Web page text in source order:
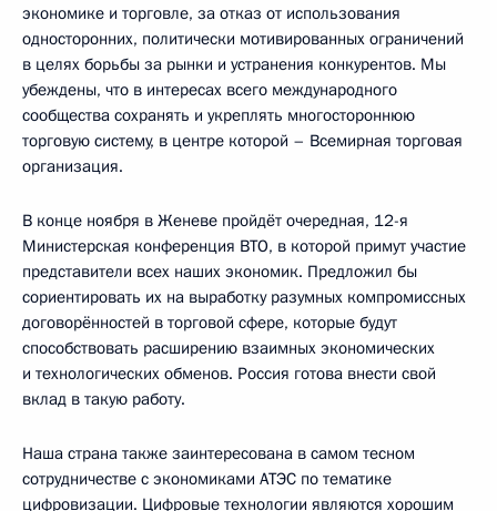
экономике и торговле, за отказ от использования
односторонних, политически мотивированных ограничений
в целях борьбы за рынки и устранения конкурентов. Мы
убеждены, что в интересах всего международного
сообщества сохранять и укреплять многостороннюю
торговую систему, в центре которой – Всемирная торговая
организация.
В конце ноября в Женеве пройдёт очередная, 12-я
Министерская конференция ВТО, в которой примут участие
представители всех наших экономик. Предложил бы
сориентировать их на выработку разумных компромиссных
договорённостей в торговой сфере, которые будут
способствовать расширению взаимных экономических
и технологических обменов. Россия готова внести свой
вклад в такую работу.
Наша страна также заинтересована в самом тесном
сотрудничестве с экономиками АТЭС по тематике
цифровизации. Цифровые технологии являются хорошим